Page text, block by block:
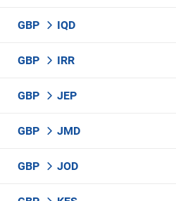
GBP IQD
GBP IRR
GBP JEP
GBP JMD
GBP JOD